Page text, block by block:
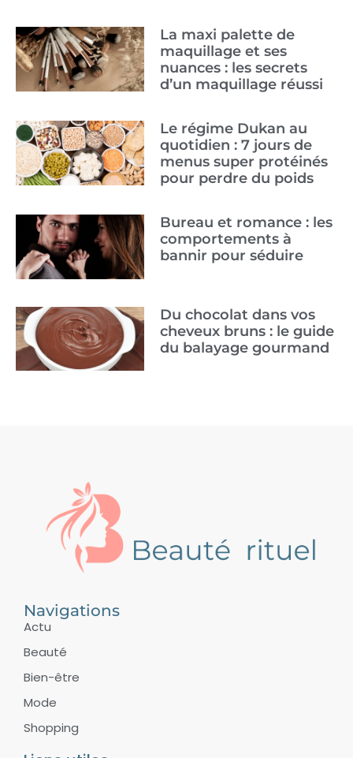
La maxi palette de
maquillage et ses
nuances : les secrets
d’un maquillage réussi
Le régime Dukan au
quotidien : 7 jours de
menus super protéinés
pour perdre du poids
Bureau et romance : les
comportements à
bannir pour séduire
Du chocolat dans vos
cheveux bruns : le guide
du balayage gourmand
Navigations
Actu
Beauté
Bien-être
Mode
Shopping